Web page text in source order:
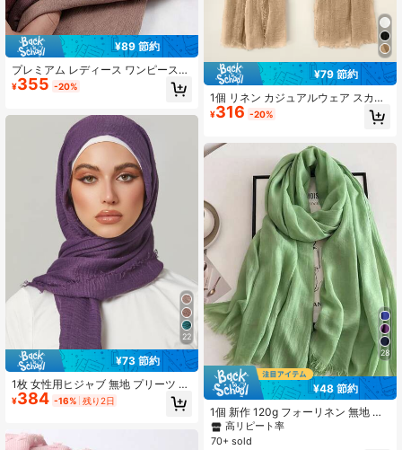
¥89 節約
プレミアム レディース ワンピースヘ
ッドスカーフ - シワ防止設計、ソフ
トな夏用ショール着用スタイル (日常
¥355 -20%
22
¥73 節約
1枚 女性用ヒジャブ 無地 プリーツ ベ
ーシック クラシック 無地ヘッドスカ
ーフ アバヤ ベール衣装用
¥384 -16% 残り2日
¥79 節約
1個 リネン カジュアルウェア スカー
フ
¥316 -20%
28
¥48 節約
1個 新作 120g フォーリネン 無地 タ
ッセル付きストール・ショール、ト
ラベルギフト、竹ニットラップ レデ
高リピート率
70+ sold